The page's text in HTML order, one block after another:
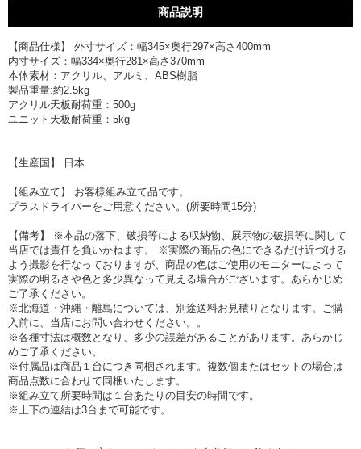
商品説明
【商品仕様】 外寸サイズ：幅345×奥行297×高さ400mm
内寸サイズ：幅334×奥行281×高さ370mm
本体素材：アクリル、アルミ、ABS樹脂
製品重量:約2.5kg
アクリル天板耐荷重：500g
ユニット天板耐荷重：5kg
【生産国】 日本
【組み立て】 お客様組み立て品です。
プラスドライバーをご用意ください。(所要時間15分)
【備考】 ※本品の落下、破損等による収納物、展示物の破損等に関して
当店では責任を負いかねます。 ※実際の商品の色にできるだけ近づける
よう撮影を行なっておりますが、商品の色はご使用のモニターによって
実際の明るさや色と多少異なって見える場合がございます。あらかじめ
ご了承ください。
※北海道・沖縄・離島については、別途送料お見積りとなります。ご購
入前に、当店にお問い合わせください。。
※各種寸法は概数となり、多少の誤差があることがあります。あらかじ
めご了承ください。
※付属品は商品１台につき同梱されます。複数個またはセットの場合は
商品点数に合わせて同梱いたします。
※組み立て所要時間は１台あたりの目安の時間です。
※上下の連結は3台まで可能です。